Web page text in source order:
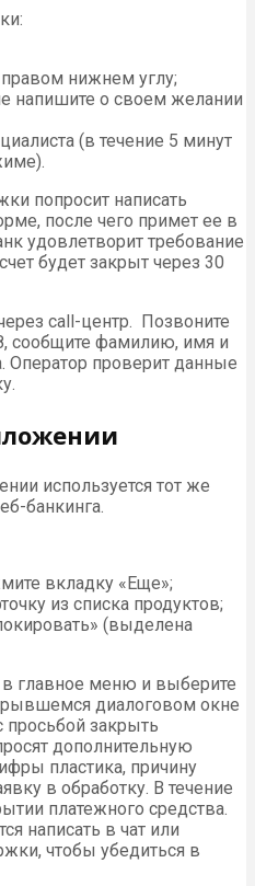
нижнем углу;
напишите о своем желании
(в течение 5 минут
попросит написать
после чего примет ее в
удовлетворит требование
будет закрыт через 30
call-центр. Позвоните
сообщите фамилию, имя и
Оператор проверит данные
используется тот же
банкинга.
вкладку «Еще»;
из списка продуктов;
(выделена
главное меню и выберите
диалоговом окне
просьбой закрыть
дополнительную
пластика, причину
в обработку. В течение
платежного средства.
написать в чат или
чтобы убедиться в